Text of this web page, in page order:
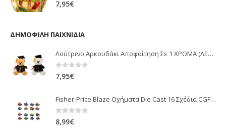
7,95€
ΔΗΜΟΦΙΛΉ ΠΑΙΧΝΊΔΙΑ
Λούτρινο Αρκουδάκι Αποφοίτηση Σε 1 ΧΡΩΜΑ (ΛΕΥΚΟ)25Εκ 1850
0out of 5
7,95€
Fisher-Price Blaze Οχήματα Die Cast 16 Σχέδια CGF20
0 out of 5
8,99€